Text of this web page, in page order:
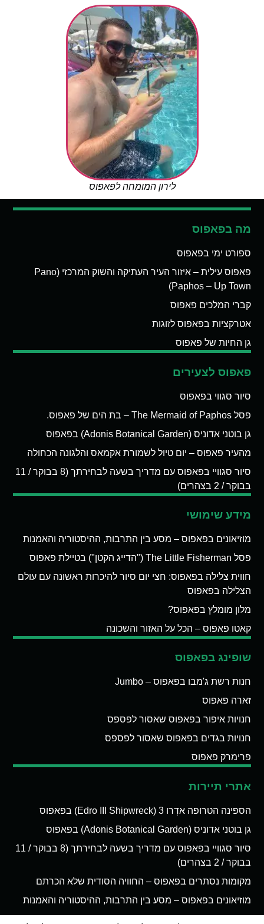
לירון המומחה לפאפוס
מה בפאפוס
ספורט ימי בפאפוס
פאפוס עילית – איזור העיר העתיקה והשוק המרכזי (Pano
Paphos – Up Town)
קברי המלכים פאפוס
אטרקציות בפאפוס לזוגות
גן החיות של פאפוס
פאפוס לצעירים
סיור סגווי בפאפוס
פסל The Mermaid of Paphos – בת הים של פאפוס.
גן בוטני אדוניס (Adonis Botanical Garden) בפאפוס
מהעיר פאפוס – יום טיול לשמורת אקמאס והלגונה הכחולה
סיור סגוויי בפאפוס עם מדריך בשעה לבחירתך (8 בבוקר / 11
בבוקר / 2 בצהרים)
מידע שימושי
מוזיאונים בפאפוס – מסע בין התרבות, ההיסטוריה והאמנות
פסל The Little Fisherman ("הדייג הקטן") בטיילת פאפוס
חווית צלילה בפאפוס: חצי יום סיור להיכרות ראשונה עם עולם
הצלילה בפאפוס
מלון מומלץ בפאפוס?
קאטו פאפוס – הכל על האזור והשכונה
שופינג בפאפוס
חנות רשת ג'מבו בפאפוס – Jumbo
זארה פאפוס
חנויות איפור בפאפוס שאסור לפספס
חנויות בגדים בפאפוס שאסור לפספס
פרימרק פאפוס
אתרי תיירות
הספינה הטרופה אדְרו 3 (Edro III Shipwreck) בפאפוס
גן בוטני אדוניס (Adonis Botanical Garden) בפאפוס
סיור סגוויי בפאפוס עם מדריך בשעה לבחירתך (8 בבוקר / 11
בבוקר / 2 בצהרים)
מקומות נסתרים בפאפוס – החוויה הסודית שלא הכרתם
מוזיאונים בפאפוס – מסע בין התרבות, ההיסטוריה והאמנות